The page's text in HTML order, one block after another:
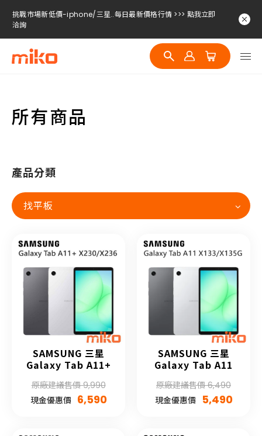
挑戰市場新低價-iphone/三星..每日最新價格行情 >>> 點我立即
洽詢
挑戰市場新低價-iphone/三星..每日最新價格行情 >>> 點我立即
洽詢
挑戰市場新低價-iphone/三星..每日最新價格行情 >>> 點我立即
所有商品
產品分類
找平板
SAMSUNG 三星
Galaxy Tab A11+
原廠建議售價 9,990
現金優惠價 6,590
SAMSUNG 三星
Galaxy Tab A11
原廠建議售價 6,490
現金優惠價
5,490